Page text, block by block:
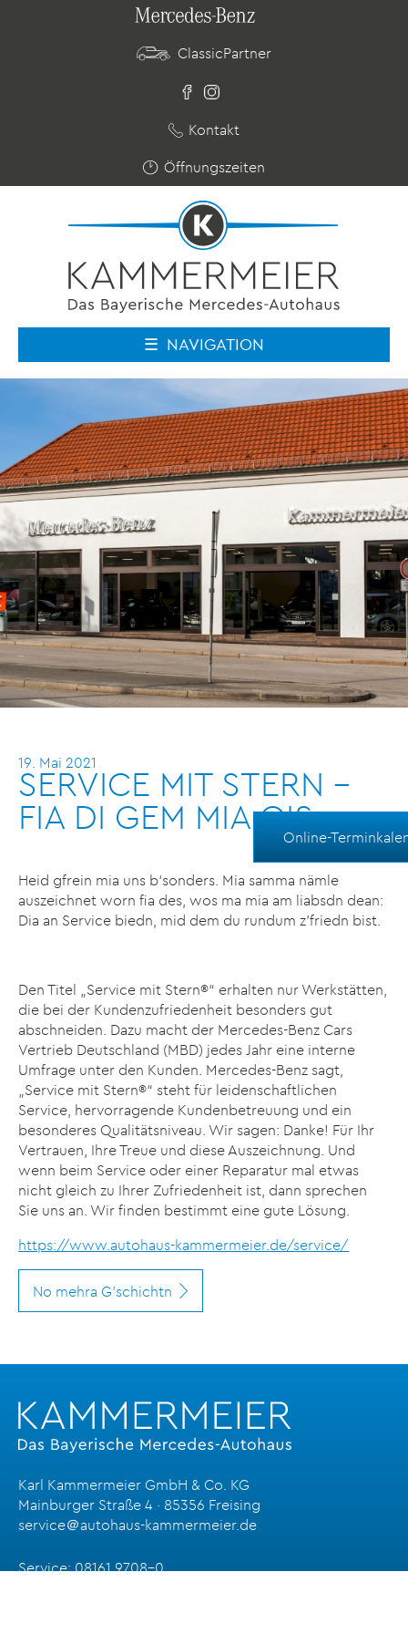
ClassicPartner
Kontakt
Öffnungszeiten
NAVIGATION
Online-
19. Mai 2021
SERVICE MIT STERN -
FIA DI GEM MIA OIS
Heid gfrein mia uns b‘sonders. Mia samma nämle
auszeichnet worn fia des, wos ma mia am liabsdn dean:
Dia an Service biedn, mid dem du rundum z’friedn bist.
Den Titel „Service mit Stern®“ erhalten nur Werkstätten,
die bei der Kundenzufriedenheit besonders gut
abschneiden. Dazu macht der Mercedes-Benz Cars
Vertrieb Deutschland (MBD) jedes Jahr eine interne
Umfrage unter den Kunden. Mercedes-Benz sagt,
„Service mit Stern®“ steht für leidenschaftlichen
Service, hervorragende Kundenbetreuung und ein
besonderes Qualitätsniveau. Wir sagen: Danke! Für Ihr
Vertrauen, Ihre Treue und diese Auszeichnung. Und
wenn beim Service oder einer Reparatur mal etwas
nicht gleich zu Ihrer Zufriedenheit ist, dann sprechen
Sie uns an. Wir finden bestimmt eine gute Lösung.
https://www.autohaus-kammermeier.de/service/
No mehra G'schichtn
Karl Kammermeier GmbH & Co. KG
Mainburger Straße 4 · 85356 Freising
service＠autohaus-kammermeier.de
Service:08161 9708-0